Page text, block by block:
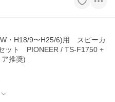
・H18/9〜H25/6)用 スピーカ
ット PIONEER / TS-F1750 +
推奨)